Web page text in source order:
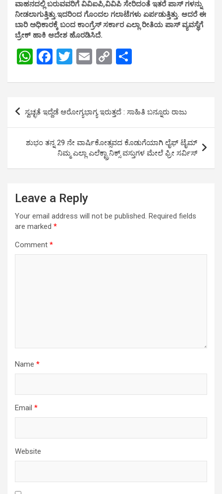
ವಾಹನದಲ್ಲಿ ಬರುವವರಿಗೆ ವಿವಿಐಪಿ,ವಿವಿಪಿ ಸೇರಿದಂತೆ ಇತರೆ ಪಾಸ್ ಗಳನ್ನು
ನೀಡಲಾಗುತ್ತಿತ್ತು.ಇದರಿಂದ ಗೊಂದಲ ಗಲಾಟೆಗಳು ಏರ್ಪಡುತ್ತಿತ್ತು. ಆದರೆ ಈ
ಬಾರಿ ಅಧಿಕಾರಕ್ಕೆ ಬಂದ ಕಾಂಗ್ರೆಸ್ ಸರ್ಕಾರ ಎಲ್ಲಾ ರೀತಿಯ ಪಾಸ್ ವ್ಯವಸ್ಥೆಗೆ
ಬ್ರೇಕ್ ಹಾಕಿ ಆದೇಶ ಹೊರಡಿಸಿದೆ.
W
at
s
A
p
p
F
ce
b
o
o
k
T
tt
er
E
ail
C
py
Li
n
k
ar
e
Post
navigation
ಸ್ವಚ್ಛತೆ ಇದ್ದೆಡೆ ಆರೋಗ್ಯಭಾಗ್ಯ ಇರುತ್ತದೆ : ಸಾಹಿತಿ ಬನ್ನೂರು ರಾಜು
ಶುಭಂ ತನ್ನ 29 ನೇ ವಾರ್ಷಿಕೋತ್ಸವದ ಕೊಡುಗೆಯಾಗಿ ಲೈಫ್ ಟೈಮ್
ನಿಮ್ಮ ಎಲ್ಲಾ ಎಲೆಕ್ಟ್ರಾನಿಕ್ಸ್ ವಸ್ತುಗಳ ಮೇಲೆ ಫ್ರೀ ಸರ್ವಿಸ್
Leave a Reply
Your email address will not be published. Required fields
are marked *
Comment *
Name *
Email *
Website